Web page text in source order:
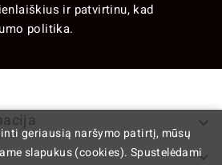
ir patvirtinu, kad
politika.


geriausią naršymo patirtį, mūsų
slapukus (cookies). Spustelėdami